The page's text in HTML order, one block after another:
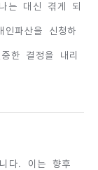
는 대신 겪게 되
파산을 신청하
한 결정을 내리
다. 이는 향후